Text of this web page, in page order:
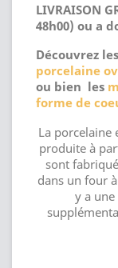
LIVRAISON
48h00) ou a
Découvrez les
porcelaine
ou bien les
forme de
La porcelaine
produite à
sont
dans un four
y a